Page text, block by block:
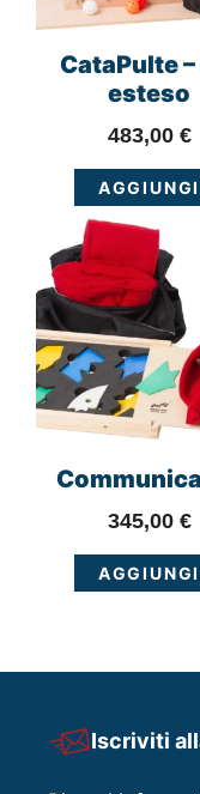
CataPulte –
esteso
483,00 €
AGGIUNGI
345,00 €
AGGIUNGI
Iscriviti